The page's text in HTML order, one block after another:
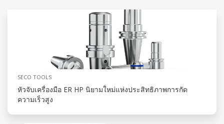
SECO TOOLS
หัวจับเครื่องมือ ER HP นิยามใหม่แห่งประสิทธิภาพการกัด
ความเร็วสูง